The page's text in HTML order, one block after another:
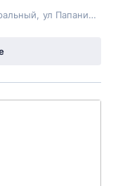
ул Папанинцев